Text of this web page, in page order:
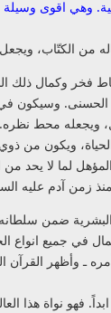
وهي اقوى وسيلة
من الكتّاب،
فخر وكمال ذلك
الحسنى. وسيكون
ويجعله محط نظره.
ويكون من
لما لا يحد
زمن آدم عليه
ضمن سلطانه
في جميع انواع
ـ وأظهر القرآن
فهو نواة هذا